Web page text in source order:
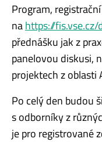
Program,
nahttps://
přednášku jak z
panelovou diskusi,
projektech z oblasti
Po celý den budou
s odborníky z
je pro registrované